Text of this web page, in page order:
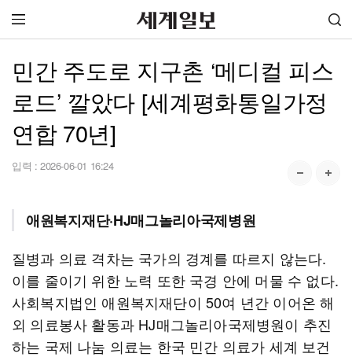
민간 주도로 지구촌 ‘메디컬 피스
로드’ 깔았다 [세계평화통일가정
연합 70년]
입력 : 2026-06-01 16:24
애원복지재단·HJ매그놀리아국제병원
질병과 의료 격차는 국가의 경계를 따르지 않는다.
이를 줄이기 위한 노력 또한 국경 안에 머물 수 없다.
사회복지법인 애원복지재단이 50여 년간 이어온 해
외 의료봉사 활동과 HJ매그놀리아국제병원이 추진
하는 국제 나눔 의료는 한국 민간 의료가 세계 보건